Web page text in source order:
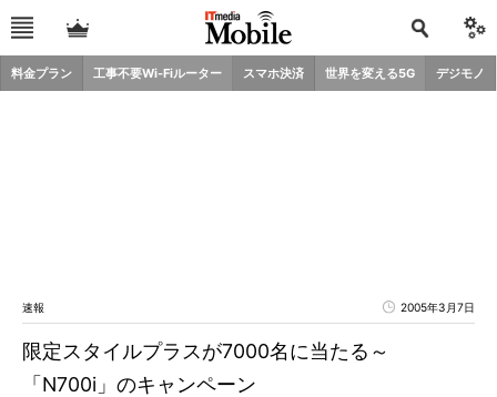
料金プラン 工事不要Wi-Fiルーター スマホ決済 世界を変える5G デジモノ
速報 2005年3月7日
限定スタイルプラスが7000名に当たる～
「N700i」のキャンペーン